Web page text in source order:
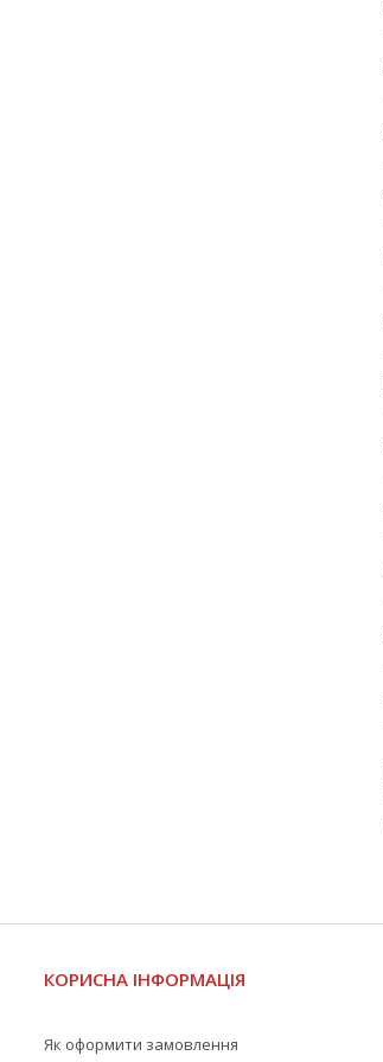
КОРИСНА ІНФОРМАЦІЯ
Як оформити замовлення